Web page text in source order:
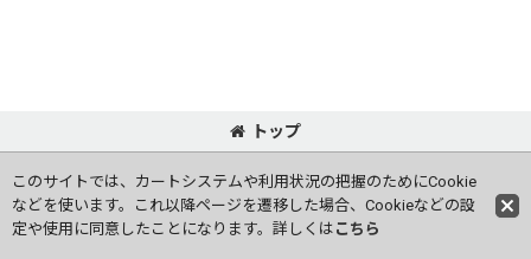
トップ
このサイトでは、カートシステムや利用状況の把握のためにCookie
などを使います。これ以降ページを遷移した場合、Cookieなどの設
定や使用に同意したことになります。詳しくは こちら